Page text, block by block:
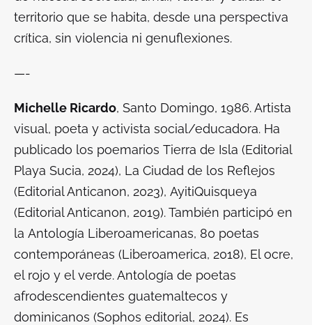
territorio que se habita, desde una perspectiva
crítica, sin violencia ni genuflexiones.
—-
Michelle Ricardo, Santo Domingo, 1986. Artista
visual, poeta y activista social/educadora. Ha
publicado los poemarios Tierra de Isla (Editorial
Playa Sucia, 2024), La Ciudad de los Reflejos
(Editorial Anticanon, 2023), AyitiQuisqueya
(Editorial Anticanon, 2019). También participó en
la Antología Liberoamericanas, 80 poetas
contemporáneas (Liberoamerica, 2018), El ocre,
el rojo y el verde. Antología de poetas
afrodescendientes guatemaltecos y
dominicanos (Sophos editorial, 2024). Es